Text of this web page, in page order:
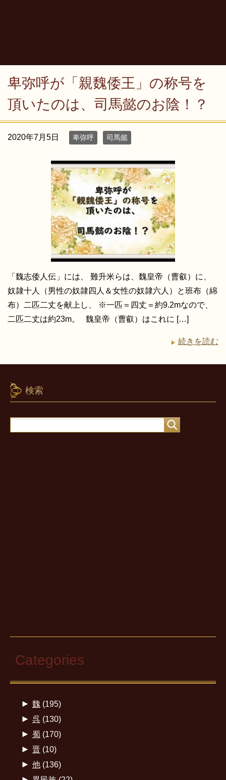
卑弥呼が「親魏倭王」の称号を
頂いたのは、司馬懿のお陰！？
2020年7月5日 卑弥呼 司馬懿
「魏志倭人伝」には、 難升米らは、魏皇帝（曹叡）に、
奴隷十人（男性の奴隷四人＆女性の奴隷六人）と班布（綿
布）二匹二丈を献上し、 ※一匹＝四丈＝約9.2mなので、
二匹二丈は約23m。 魏皇帝（曹叡）はこれに […]
続きを読む
検索
Categories
► 魏 (195)
► 呉(130)
► 蜀 (170)
► 晋(10)
► 他(136)